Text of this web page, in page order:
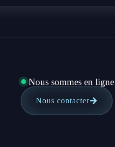
Nous sommes en ligne
Nous contacter